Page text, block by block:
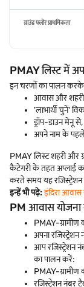
ग्राउंड फ्लोर प्राथमिकता
PMAY लिस्ट में
इन चरणों का पालन
आवास और शहरी
'लाभार्थी चुनें'
ड्रॉप-डाउन मेनू
अपने नाम के
PMAY लिस्ट शहरी और
कैटेगरी के तहत अप्लाई
करते समय यह
इन्हें भी पढ़े:इंदिरा
PM आवास योजना
PMAY-
अपना
आप रजिस्ट्रेशन
का पालन करें:
PMAY-
रजिस्ट्रेशन